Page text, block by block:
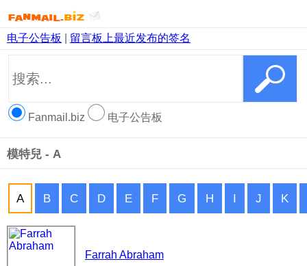
电子公告板 留言板上最近发布的签名
Fanmail.biz 电子公告板
模特兒 - A
A B C D E F G H I J K
Farrah Abraham